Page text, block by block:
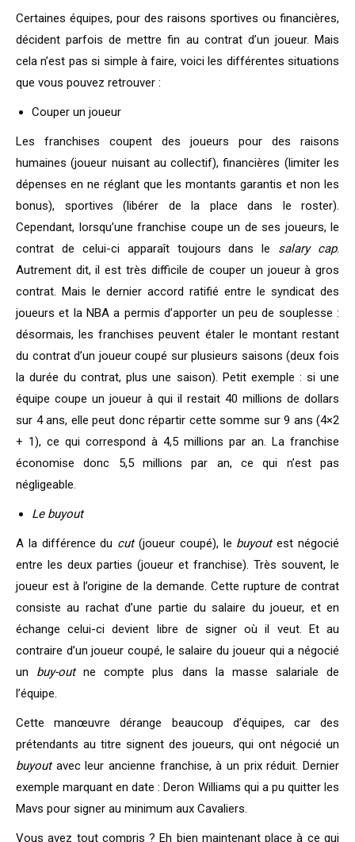
Certaines équipes, pour des raisons sportives ou financières,
décident parfois de mettre fin au contrat d’un joueur. Mais
cela n’est pas si simple à faire, voici les différentes situations
que vous pouvez retrouver :
Couper un joueur
Les franchises coupent des joueurs pour des raisons
humaines (joueur nuisant au collectif), financières (limiter les
dépenses en ne réglant que les montants garantis et non les
bonus), sportives (libérer de la place dans le roster).
Cependant, lorsqu’une franchise coupe un de ses joueurs, le
contrat de celui-ci apparaît toujours dans le salary cap.
Autrement dit, il est très difficile de couper un joueur à gros
contrat. Mais le dernier accord ratifié entre le syndicat des
joueurs et la NBA a permis d’apporter un peu de souplesse :
désormais, les franchises peuvent étaler le montant restant
du contrat d’un joueur coupé sur plusieurs saisons (deux fois
la durée du contrat, plus une saison). Petit exemple : si une
équipe coupe un joueur à qui il restait 40 millions de dollars
sur 4 ans, elle peut donc répartir cette somme sur 9 ans (4×2
+ 1), ce qui correspond à 4,5 millions par an. La franchise
économise donc 5,5 millions par an, ce qui n’est pas
négligeable.
Le buyout
A la différence du cut(joueur coupé), le buyoutest négocié
entre les deux parties (joueur et franchise). Très souvent, le
joueur est à l’origine de la demande. Cette rupture de contrat
consiste au rachat d’une partie du salaire du joueur, et en
échange celui-ci devient libre de signer où il veut. Et au
contraire d’un joueur coupé, le salaire du joueur qui a négocié
un buy-outne compte plus dans la masse salariale de
l’équipe.
Cette manœuvre dérange beaucoup d’équipes, car des
prétendants au titre signent des joueurs, qui ont négocié un
buyoutavec leur ancienne franchise, à un prix réduit. Dernier
exemple marquant en date : Deron Williams qui a pu quitter les
Mavs pour signer au minimum aux Cavaliers.
Vous avez tout compris ? Eh bien maintenant place à ce qui